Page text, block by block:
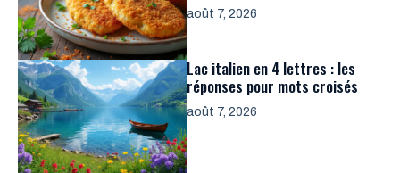
août 7, 2026
Lac italien en 4 lettres : les
réponses pour mots croisés
août 7, 2026